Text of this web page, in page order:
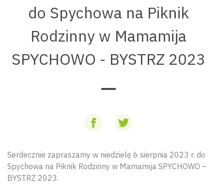
do Spychowa na Piknik
Rodzinny w Mamamija
SPYCHOWO - BYSTRZ 2023
Serdecznie zapraszamy w niedzielę 6 sierpnia 2023 r. do
Spychowa na Piknik Rodzinny w Mamamija SPYCHOWO –
BYSTRZ 2023.